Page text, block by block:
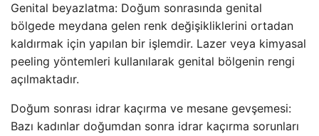
Genital beyazlatma: Doğum sonrasında genital
bölgede meydana gelen renk değişikliklerini ortadan
kaldırmak için yapılan bir işlemdir. Lazer veya kimyasal
peeling yöntemleri kullanılarak genital bölgenin rengi
açılmaktadır.
Doğum sonrası idrar kaçırma ve mesane gevşemesi:
Bazı kadınlar doğumdan sonra idrar kaçırma sorunları